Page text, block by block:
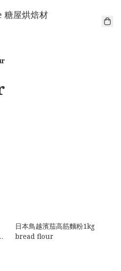
屋烘焙材
日本鳥越濱茄高筋麵粉1kg
bread flour